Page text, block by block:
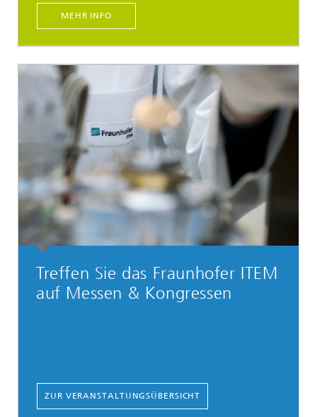
MEHR INFO
Treffen Sie das Fraunhofer ITEM
auf Messen & Kongressen
ZUR VERANSTALTUNGSÜBERSICHT